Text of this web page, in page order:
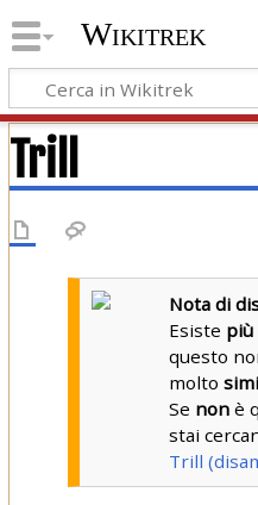
Wikitrek
Trill
Nota di
Esiste più
questo
molto
Se non è
stai
Trill